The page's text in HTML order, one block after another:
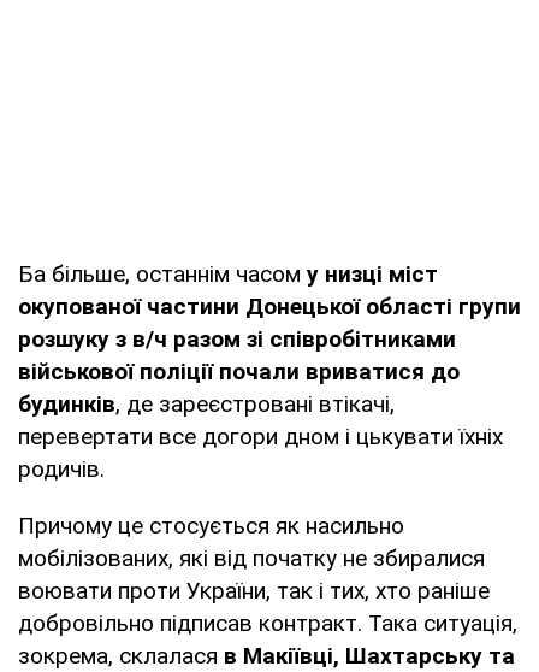
Ба більше, останнім часом у низці міст
окупованої частини Донецької області групи
розшуку з в/ч разом зі співробітниками
військової поліції почали вриватися до
будинків, де зареєстровані втікачі,
перевертати все догори дном і цькувати їхніх
родичів.
Причому це стосується як насильно
мобілізованих, які від початку не збиралися
воювати проти України, так і тих, хто раніше
добровільно підписав контракт. Така ситуація,
зокрема, склалася в Макіївці, Шахтарську та